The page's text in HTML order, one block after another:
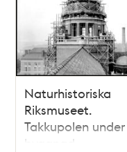
Naturhistoriska
Riksmuseet.
Takkupolen under
byggnad.